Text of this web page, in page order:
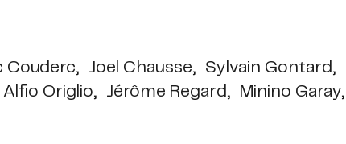
Couderc, Joel Chausse, Sylvain Gontard,
Alfio Origlio, Jérôme Regard, Minino Garay,